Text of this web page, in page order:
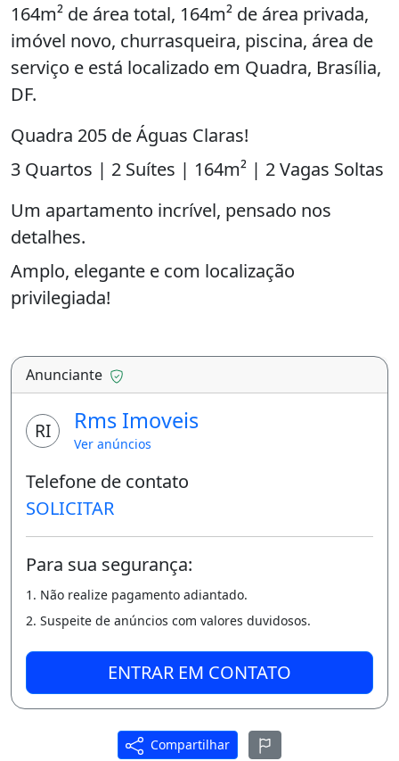
164m² de área total, 164m² de área privada,
imóvel novo, churrasqueira, piscina, área de
serviço e está localizado em Quadra, Brasília,
DF.
Quadra 205 de Águas Claras!
3 Quartos | 2 Suítes | 164m² | 2 Vagas Soltas
Um apartamento incrível, pensado nos
detalhes.
Amplo, elegante e com localização
privilegiada!
164m² bem distribuídos
- Sala espaçosa para 2 ambientes + varanda
estendida;
- 3 quartos, sendo 2 suítes com armários;
- Suíte master com varanda e
hidromassagem;
- 1 quarto reversível (ideal para sala de TV ou
home office);
- Banheiro social;
- Cozinha planejada com armários;
- Área de serviço separada;
- DCE completo;
Anunciante
RI Rms Imoveis
Ver anúncios
Telefone de contato
SOLICITAR
Para sua segurança:
1. Não realize pagamento adiantado.
2. Suspeite de anúncios com valores duvidosos.
ENTRAR EM CONTATO
Compartilhar